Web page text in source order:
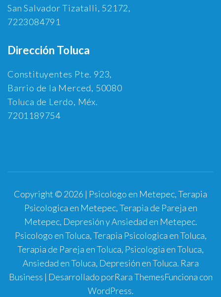
San Salvador Tizatalli, 52172,
7223084791
Dirección Toluca
Constituyentes Pte. 923,
Barrio de la Merced, 50080
Toluca de Lerdo, Méx.
7201189754
Copyright © 2026 | Psicologo en Metepec, Terapia
Psicologica en Metepec, Terapia de Pareja en
Metepec, Depresión y Ansiedad en Metepec.
Psicologo en Toluca, Terapia Psicologica en Toluca,
Terapia de Pareja en Toluca, Psicologia en Toluca,
Ansiedad en Toluca, Depresión en Toluca. Rara
Business | Desarrollado porRara ThemesFunciona con
WordPress.